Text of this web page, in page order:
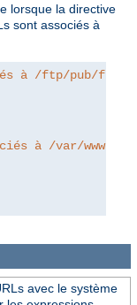
lorsque la directive
sont associés à
à /ftp/pub/
à /var/www/
avec le système